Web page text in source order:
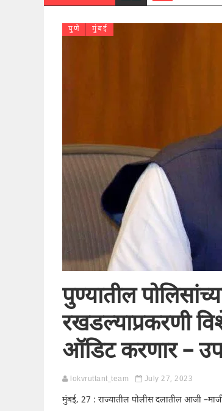
पुणे मुंबई
पुण्यातील
रखडल्याप्रकरणी
ऑडिट करणार –
lokvruttant_team July 27, 2023
मुंबई, 27 : राज्यातील पोलीस दलातील आजी